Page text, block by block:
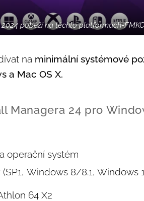
poběží na těchto platformách-
na minimální systémové
a Mac OS X.
Managera 24 pro
operační systém
Windows 8/8.1, Windows
64 X2